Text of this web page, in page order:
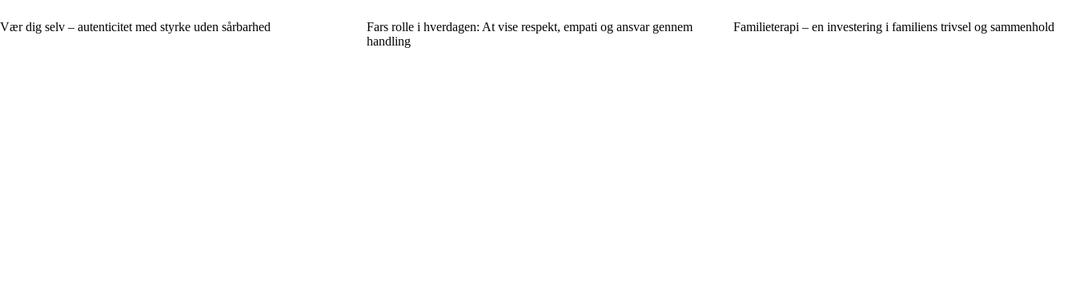
Vær dig selv – autenticitet med styrke uden sårbarhed
Fars rolle i hverdagen: At vise respekt, empati og ansvar gennem
handling
Familieterapi – en investering i familiens trivsel og sammenhold